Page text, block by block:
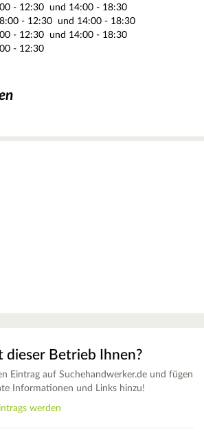
- 12:30
und 14:00 - 18:30
- 12:30
und 14:00 - 18:30
- 12:30
und 14:00 - 18:30
- 12:30
dieser Betrieb Ihnen?
Eintrag auf Suchehandwerker.de und fügen
Informationen und Links hinzu!
werden